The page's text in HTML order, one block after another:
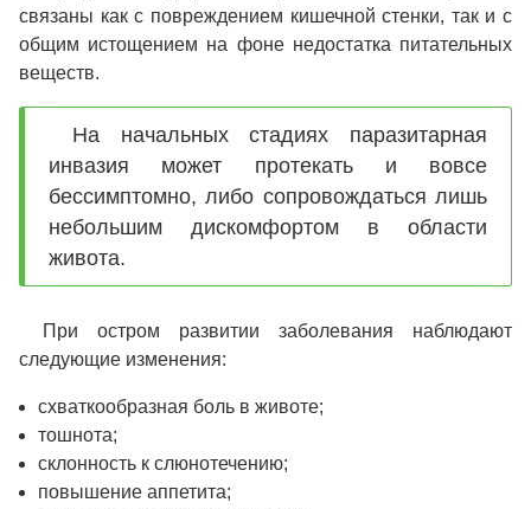
связаны как с повреждением кишечной стенки, так и с
общим истощением на фоне недостатка питательных
веществ.
На начальных стадиях паразитарная
инвазия может протекать и вовсе
бессимптомно, либо сопровождаться лишь
небольшим дискомфортом в области
живота.
При остром развитии заболевания наблюдают
следующие изменения:
схваткообразная боль в животе;
тошнота;
склонность к слюнотечению;
повышение аппетита;